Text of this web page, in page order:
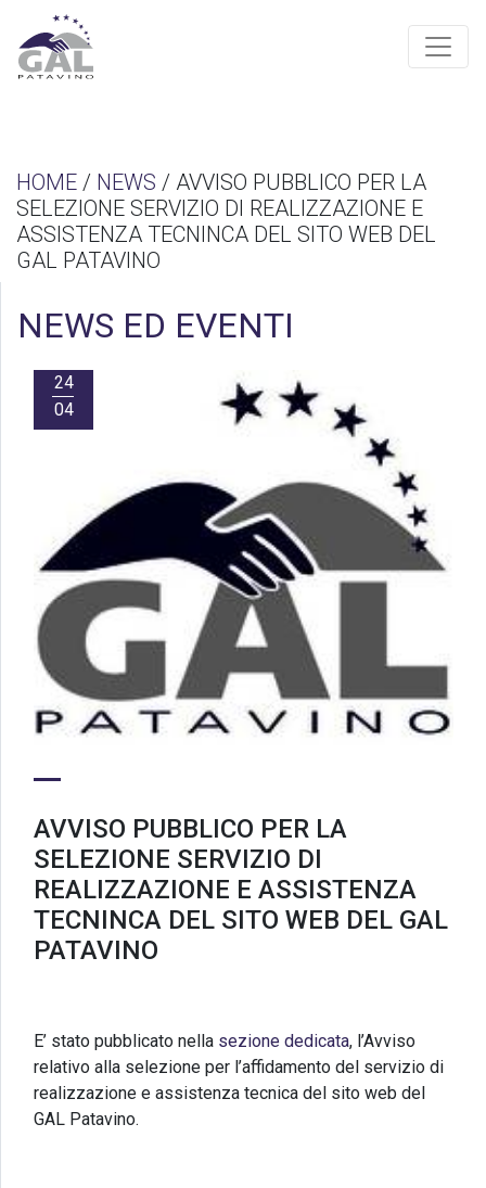
HOME / NEWS / AVVISO PUBBLICO PER LA
SELEZIONE SERVIZIO DI REALIZZAZIONE E
ASSISTENZA TECNINCA DEL SITO WEB DEL
GAL PATAVINO
NEWS ED EVENTI
24
04
AVVISO PUBBLICO PER LA
SELEZIONE SERVIZIO DI
REALIZZAZIONE E ASSISTENZA
TECNINCA DEL SITO WEB DEL GAL
PATAVINO
E’ stato pubblicato nella sezione dedicata, l’Avviso
relativo alla selezione per l’affidamento del servizio di
realizzazione e assistenza tecnica del sito web del
GAL Patavino.